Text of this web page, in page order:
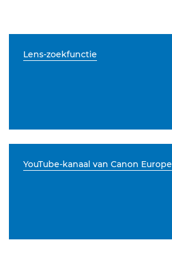
Lens-zoekfunctie
YouTube-kanaal van Canon Europe